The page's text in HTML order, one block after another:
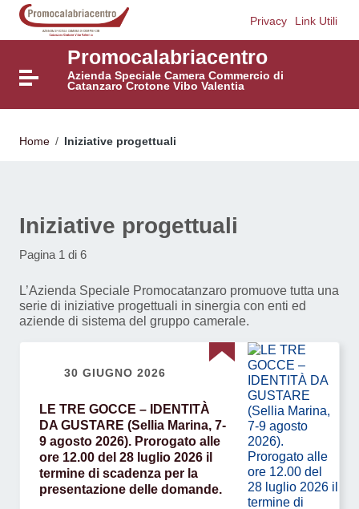
Vai ai contenuti
Vai al menu di navigazione
Vai al footer
Privacy Link Utili
Attiva / disattiva la navigazione
Promocalabriacentro
Azienda Speciale Camera Commercio di
Catanzaro Crotone Vibo Valentia
Home / Iniziative progettuali
Iniziative progettuali
Pagina 1 di 6
L’Azienda Speciale Promocatanzaro promuove tutta una
serie di iniziative progettuali in sinergia con enti ed
aziende di sistema del gruppo camerale.
30 GIUGNO 2026
LE TRE GOCCE – IDENTITÀ
DA GUSTARE (Sellia Marina, 7-
9 agosto 2026). Prorogato alle
ore 12.00 del 28 luglio 2026 il
termine di scadenza per la
presentazione delle domande.